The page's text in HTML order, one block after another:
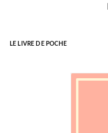
LE LIVRE DE POCHE